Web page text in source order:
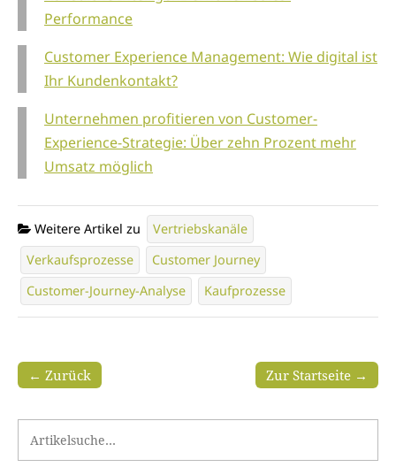
Performance
Customer Experience Management: Wie digital ist
Ihr Kundenkontakt?
Unternehmen profitieren von Customer-
Experience-Strategie: Über zehn Prozent mehr
Umsatz möglich
Weitere Artikel zu
Vertriebskanäle
Verkaufsprozesse
Customer Journey
Customer-Journey-Analyse
Kaufprozesse
Zur Startseite →
← Zurück